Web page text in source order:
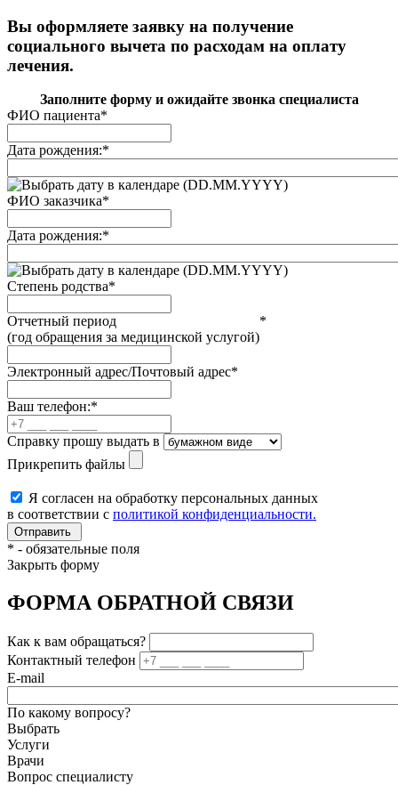
Вы оформляете заявку на получение
социального вычета по расходам на оплату
лечения.
Заполните форму и ожидайте звонка специалиста
ФИО пациента*
Дата рождения:*
(DD.MM.YYYY)
ФИО заказчика*
Дата рождения:*
(DD.MM.YYYY)
Степень родства*
Отчетный период
(год обращения за медицинской услугой)
*
Электронный адрес/Почтовый адрес*
Ваш телефон:*
Справку прошу выдать в
Прикрепить файлы
Я согласен на обработку персональных данных
в соответствии с политикой конфиденциальности.
* - обязательные поля
Закрыть форму
ФОРМА ОБРАТНОЙ СВЯЗИ
Как к вам обращаться?
Контактный телефон
E-mail
По какому вопросу?
Выбрать
Услуги
Врачи
Вопрос специалисту